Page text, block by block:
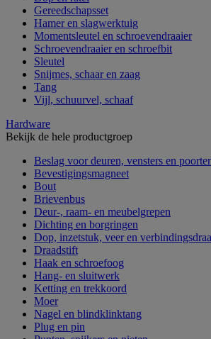
Gereedschapsset
Hamer en slagwerktuig
Momentsleutel en schroevendraaier
Schroevendraaier en schroefbit
Sleutel
Snijmes, schaar en zaag
Tang
Vijl, schuurvel, schaaf
Hardware
Bekijk de hele productgroep
Beslag voor deuren, vensters en
Bevestigingsmagneet
Bout
Brievenbus
Deur-, raam- en meubelgrepen
Dichting en borgringen
Dop, inzetstuk, veer en
Draadstift
Haak en schroefoog
Hang- en sluitwerk
Ketting en trekkoord
Moer
Nagel en blindklinktang
Plug en pin